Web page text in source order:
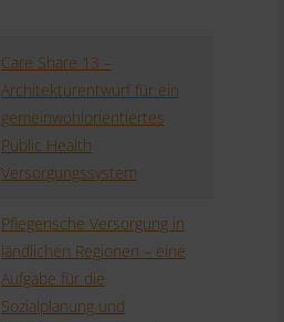
Care Share 13 –
Architekturentwurf für ein
gemeinwohlorientiertes
Public Health
Versorgungssystem
Pflegerische Versorgung in
ländlichen Regionen – eine
Aufgabe für die
Sozialplanung und